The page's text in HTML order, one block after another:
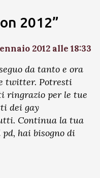
2012”
2012 alle 18:33
da tanto e ora
twitter. Potresti
ringrazio per le tue
dei gay
Continua la tua
hai bisogno di